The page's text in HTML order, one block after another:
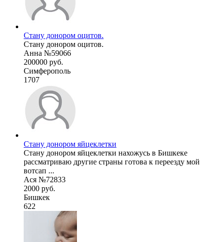
Стану донором оцитов.
Стану донором оцитов.
Анна №59066
200000 руб.
Симферополь
1707
Стану донором яйцеклетки
Стану донором яйцеклетки нахожусь в Бишкеке
рассматриваю другие страны готова к переезду мой
вотсап ...
Ася №72833
2000 руб.
Бишкек
622